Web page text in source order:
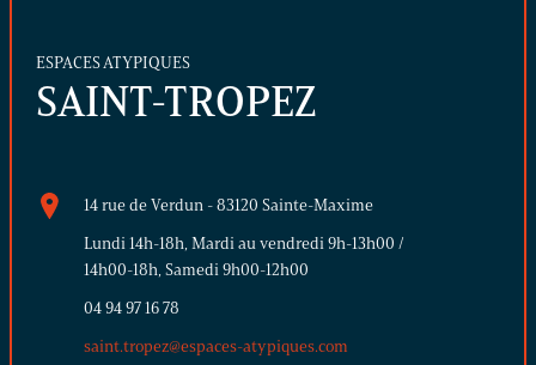
ESPACES ATYPIQUES
SAINT-TROPEZ
14 rue de Verdun - 83120 Sainte-Maxime
Lundi 14h-18h, Mardi au vendredi 9h-13h00 /
14h00-18h, Samedi 9h00-12h00
04 94 97 16 78
saint.tropez@espaces-atypiques.com